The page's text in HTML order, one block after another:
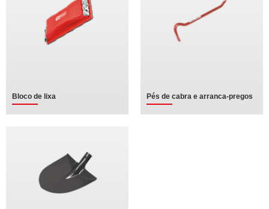
Bloco de lixa Pés de cabra e arranca-pregos